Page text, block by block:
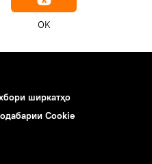
OK
ширкатҳо
Cookie